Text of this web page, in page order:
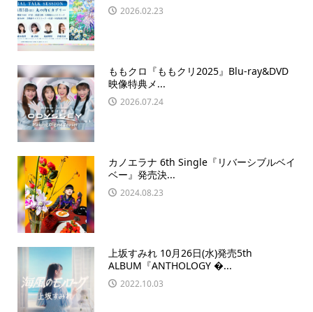
2026.02.23
ももクロ『ももクリ2025』Blu-ray&DVD
映像特典メ...
2026.07.24
カノエラナ 6th Single『リバーシブルベイ
ベー』発売決...
2024.08.23
上坂すみれ 10月26日(水)発売5th
ALBUM『ANTHOLOGY �...
2022.10.03